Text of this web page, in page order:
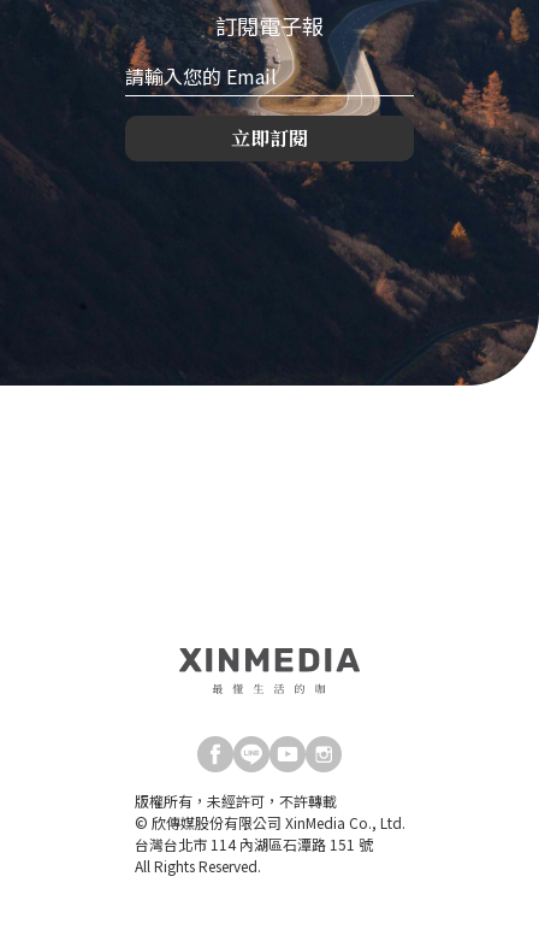
訂閱電子報
立即訂閱
版權所有，未經許可，不許轉載
© 欣傳媒股份有限公司 XinMedia Co., Ltd.
台灣台北市 114 內湖區石潭路 151 號
All Rights Reserved.